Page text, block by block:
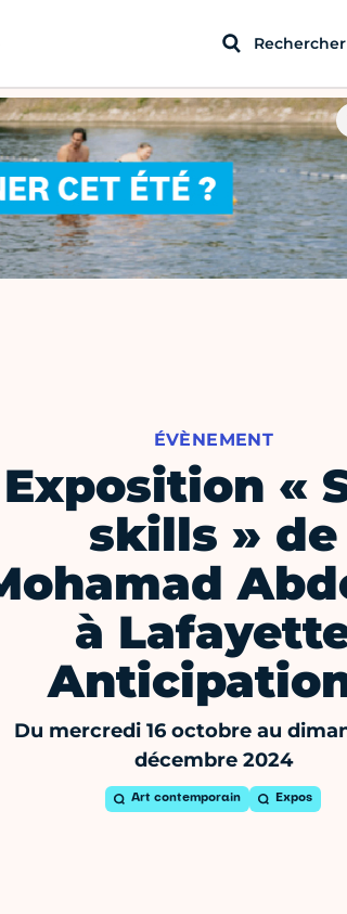
Rechercher
ÉVÈNEMENT
Exposition «
skills » de
à
Du mercredi 16 octobre au
décembre 2024
Art contemporain Expos